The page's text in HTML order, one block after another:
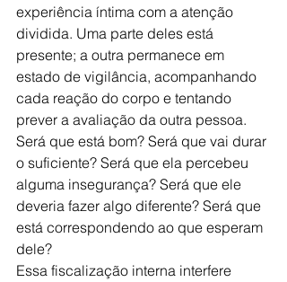
experiência íntima com a atenção
dividida. Uma parte deles está
presente; a outra permanece em
estado de vigilância, acompanhando
cada reação do corpo e tentando
prever a avaliação da outra pessoa.
Será que está bom? Será que vai durar
o suficiente? Será que ela percebeu
alguma insegurança? Será que ele
deveria fazer algo diferente? Será que
está correspondendo ao que esperam
dele?
Essa fiscalização interna interfere